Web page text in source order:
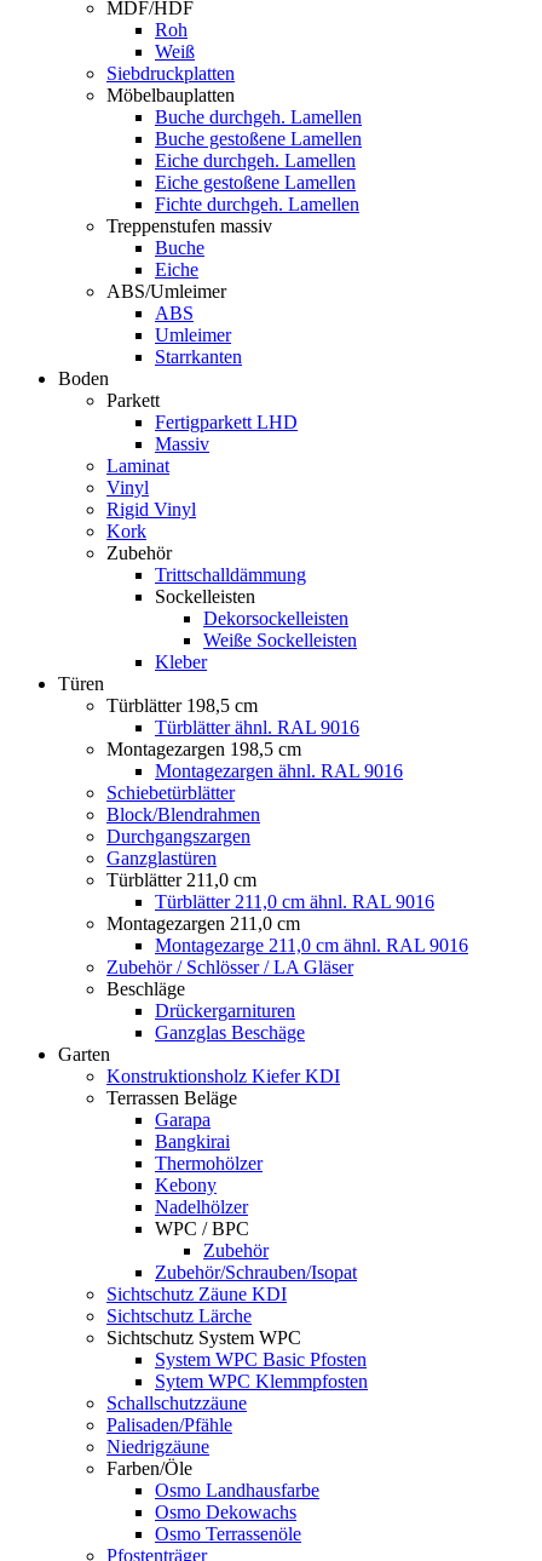
MDF/HDF
Roh
Weiß
Siebdruckplatten
Möbelbauplatten
Buche durchgeh. Lamellen
Buche gestoßene Lamellen
Eiche durchgeh. Lamellen
Eiche gestoßene Lamellen
Fichte durchgeh. Lamellen
Treppenstufen massiv
Buche
Eiche
ABS/Umleimer
ABS
Umleimer
Starrkanten
Boden
Parkett
Fertigparkett LHD
Massiv
Laminat
Vinyl
Rigid Vinyl
Kork
Zubehör
Trittschalldämmung
Sockelleisten
Dekorsockelleisten
Weiße Sockelleisten
Kleber
Türen
Türblätter 198,5 cm
Türblätter ähnl. RAL 9016
Montagezargen 198,5 cm
Montagezargen ähnl. RAL 9016
Schiebetürblätter
Block/Blendrahmen
Durchgangszargen
Ganzglastüren
Türblätter 211,0 cm
Türblätter 211,0 cm ähnl. RAL 9016
Montagezargen 211,0 cm
Montagezarge 211,0 cm ähnl. RAL 9016
Zubehör / Schlösser / LA Gläser
Beschläge
Drückergarnituren
Ganzglas Beschäge
Garten
Konstruktionsholz Kiefer KDI
Terrassen Beläge
Garapa
Bangkirai
Thermohölzer
Kebony
Nadelhölzer
WPC / BPC
Zubehör
Zubehör/Schrauben/Isopat
Sichtschutz Zäune KDI
Sichtschutz Lärche
Sichtschutz System WPC
System WPC Basic Pfosten
Sytem WPC Klemmpfosten
Schallschutzzäune
Palisaden/Pfähle
Niedrigzäune
Farben/Öle
Osmo Landhausfarbe
Osmo Dekowachs
Osmo Terrassenöle
Pfostenträger